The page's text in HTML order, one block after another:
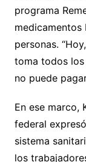
programa
personas.
toma todos
no puede
En ese marco,
federal
sistema
los